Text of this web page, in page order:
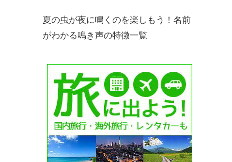
夏の虫が夜に鳴くのを楽しもう！名前
がわかる鳴き声の特徴一覧